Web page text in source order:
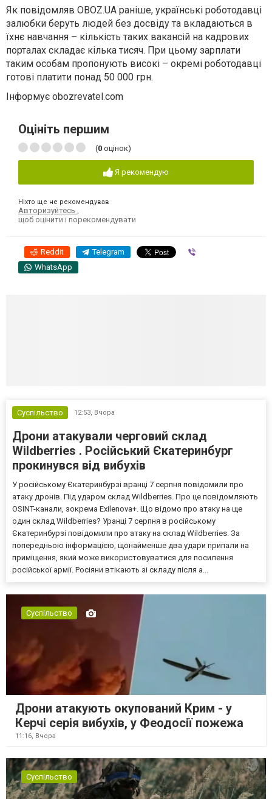
Як повідомляв OBOZ.UA раніше, українські роботодавці
залюбки беруть людей без досвіду та вкладаються в
їхнє навчання – кількість таких вакансій на кадрових
порталах складає кілька тисяч. При цьому зарплати
таким особам пропонують високі – окремі роботодавці
готові платити понад 50 000 грн.
Інформує obozrevatel.com
Оцініть першим
(0 оцінок)
Я рекомендую
Ніхто ще не рекомендував
Авторизуйтесь ,
щоб оцінити і порекомендувати
Reddit Telegram
WhatsApp
Суспільство 12:53, Вчора
Дрони атакували черговий склад
Wildberries . Російський Єкатеринбург
прокинувся від вибухів
У російському Єкатеринбурзі вранці 7 серпня повідомили про
атаку дронів. Під ударом склад Wildberries. Про це повідомляють
OSINT-канали, зокрема Exilenova+. Що відомо про атаку на ще
один склад Wildberries? Уранці 7 серпня в російському
Єкатеринбурзі повідомили про атаку на склад Wildberries. За
попередньою інформацією, щонайменше два удари припали на
приміщення, який може використовуватися для посилення
російської армії. Росіяни втікають зі складу після а...
Суспільство
Дрони атакують окупований Крим - у
Керчі серія вибухів, у Феодосії пожежа
11:16, Вчора
Суспільство